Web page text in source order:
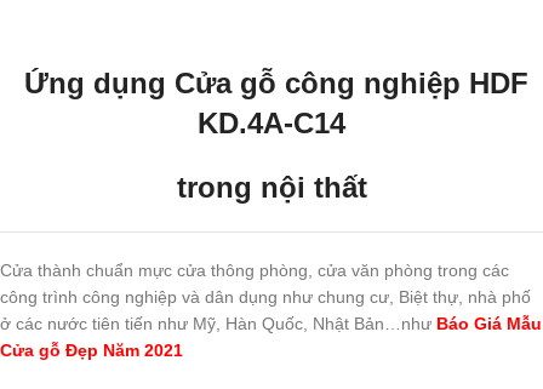
Ứng dụng Cửa gỗ công nghiệp HDF
KD.4A-C14
trong nội thất
Cửa thành chuẩn mực cửa thông phòng, cửa văn phòng trong các
công trình công nghiệp và dân dụng như chung cư, Biệt thự, nhà phố
ở các nước tiên tiến như Mỹ, Hàn Quốc, Nhật Bản…như Báo Giá Mẫu
Cửa gỗ Đẹp Năm 2021